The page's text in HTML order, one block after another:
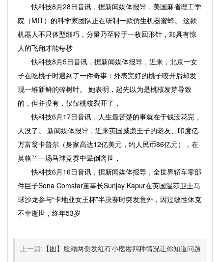
快科技8月28日音讯，据新闻媒体报导，美国麻省理工学
院（MIT）的科学家团队正在研制一款仿生机器蜜蜂。 这款
机器人不只体型细巧，分量乃至轻于一枚回形针，却具有惊
人的飞翔才能每秒
快科技8月5日音讯，据新闻媒体报导，近来，北京一女
子在吃桃子时遇到了一件奇事：外表完好的桃子咬开后却发
现一堆新鲜的碎树叶。 她表明，起先以为是桃核发芽导致
的，但并没有，仅仅桃核裂开了，
快科技6月17日音讯，人生最苦楚的事就在于钱没花完，
人没了。 新闻媒体报导，近来英国威廉王子的老友、印度亿
万富翁卡普尔（身家高达12亿美元，约人民币86亿元），在
英格兰一场马球竞赛中晕倒离世，
快科技6月16日音讯，据新闻媒体报导，全世界轿车零部
件巨子Sona Comstar董事长Sunjay Kapur在英国温莎卫士马
球沙龙参与“卡地亚女王杯”半决赛时突发意外，因过敏性休克
不幸逝世，终年53岁
上一篇: 【图】脸颊两侧发红有小疙瘩四种情况让你知道问题